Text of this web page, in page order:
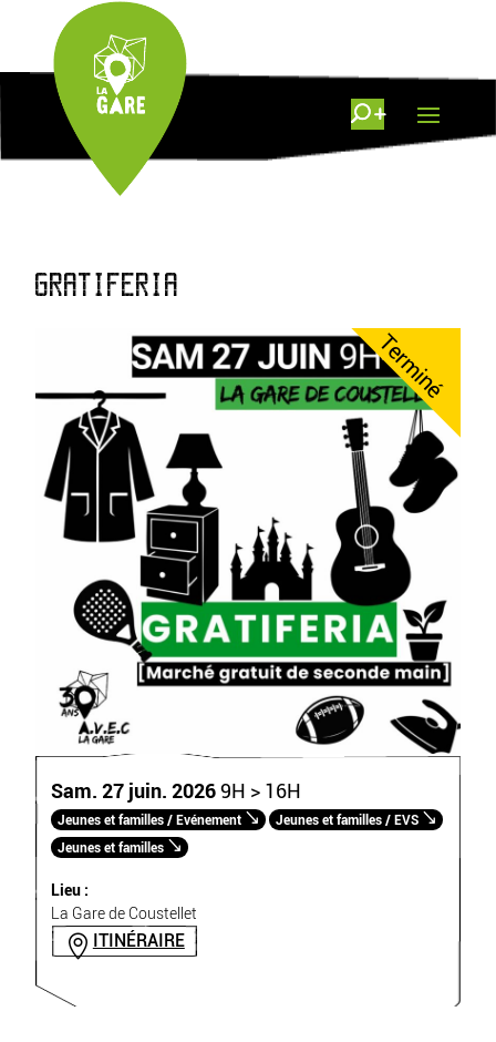
GRATIFERIA
Terminé
Sam. 27 juin. 20269H > 16H
Jeunes et familles / Evénement
Jeunes et familles / EVS
Jeunes et familles
Lieu :
La Gare de Coustellet
ITINÉRAIRE